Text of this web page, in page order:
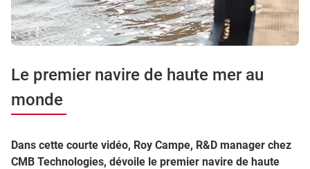
Le premier navire de haute mer au
monde
Dans cette courte vidéo, Roy Campe, R&D manager chez
CMB Technologies, dévoile le premier navire de haute